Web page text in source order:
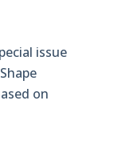
issue
on